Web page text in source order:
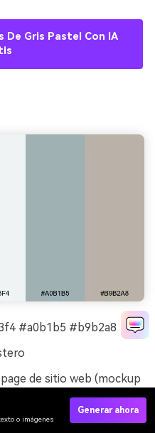
De Gris Pastel Con IA
#a0b1b5 #b9b2a8
de sitio web (mockup
pálidos y aire salado bajo
o imágenes
Generar ahora